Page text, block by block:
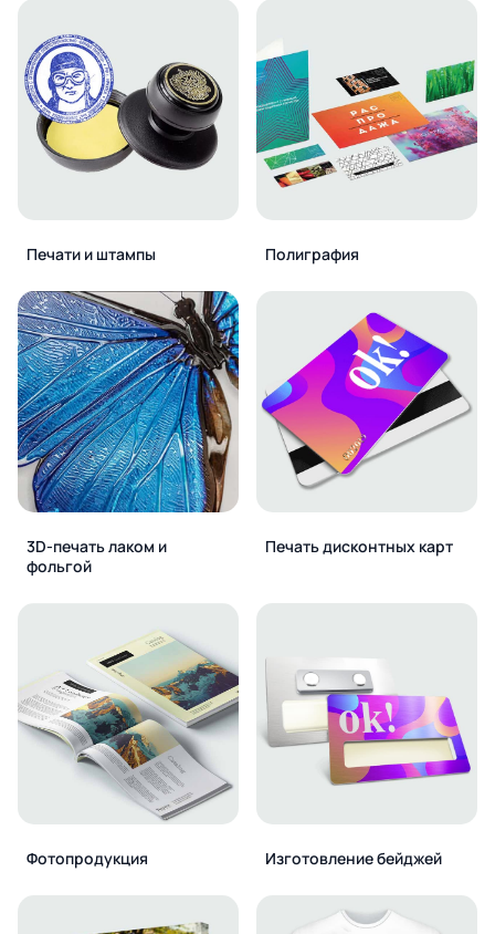
Печати и штампы Полиграфия
3D-печать лаком и
фольгой
Печать дисконтных карт
Фотопродукция Изготовление бейджей